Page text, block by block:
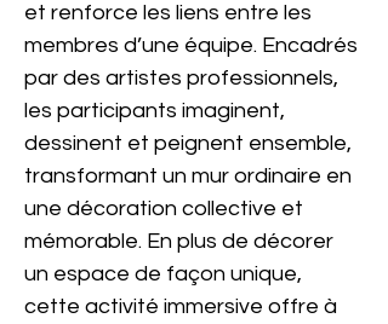
et renforce les liens entre les
membres d’une équipe. Encadrés
par des artistes professionnels,
les participants imaginent,
dessinent et peignent ensemble,
transformant un mur ordinaire en
une décoration collective et
mémorable. En plus de décorer
un espace de façon unique,
cette activité immersive offre à